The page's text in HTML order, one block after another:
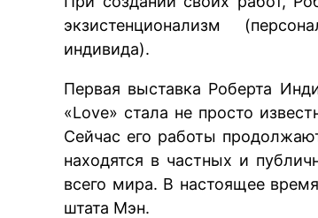
экзистенционализм
индивида).
Первая выставка Роберта
«Love» стала не просто
Сейчас его работы
находятся в частных и
всего мира. В настоящее
штата Мэн.